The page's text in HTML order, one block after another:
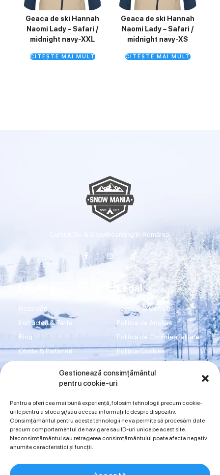
Gestionează consimțământul
pentru cookie-uri
Pentru a oferi cea mai bună experiență, folosim tehnologii precum cookie-
urile pentru a stoca și/sau accesa informațiile despre dispozitiv.
Consimțământul pentru aceste tehnologii ne va permite să procesăm date
precum comportamentul de navigare sau ID-uri unice pe acest site.
Neconsimțământul sau retragerea consimțământului poate afecta negativ
anumite caracteristici și funcții.
Geaca de ski Hannah
Naomi Lady – Safari /
midnight navy-XXL
CITEȘTE MAI MULT
Geaca de ski Hannah
Naomi Lady – Safari /
midnight navy-XS
CITEȘTE MAI MULT
Cursuri Ski & Snowboarding în România.
Rezervări
Instructori & Tarife
Blog
Oferte & Parteneri
Legal
Termeni & Condiții
Politica de Anulare
Politica de Confidențialitate
Politica Cookies
Imprint
Sună acum
0734942997